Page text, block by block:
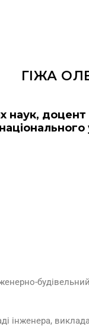
ГІЖА
наук,
національного
інженера,